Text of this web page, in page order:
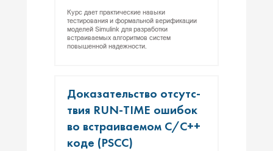
Курс дает практические навыки
тестирования и формальной верификации
моделей Simulink для разработки
встраиваемых алгоритмов систем
повышенной надежности.
До­каза­тель­ство от­сутс­
твия RUN-TIME оши­бок
во встра­ива­емом С/С++
ко­де (PSCC)